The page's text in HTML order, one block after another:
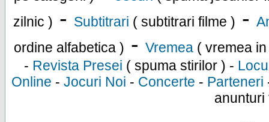
zilnic ) - Subtitrari ( subtitrari filme ) -
ordine alfabetica ) - Vremea ( vremea
- Revista Presei ( spuma stirilor ) -
Online - Jocuri Noi - Concerte - Parteneri
anunturi